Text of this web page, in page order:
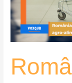
export
pentru
produsele
alimentare